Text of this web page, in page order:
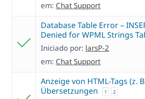
em: Chat Support
Database Table Error –
Denied for WPML Strings
Iniciado por: larsP-2
em: Chat Support
Anzeige von HTML-Tags (z.
Übersetzungen
1 2